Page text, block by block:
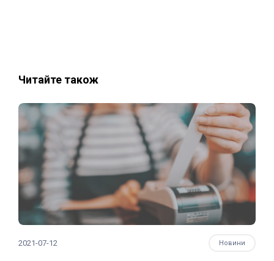
Читайте також
2021-07-12 Новини